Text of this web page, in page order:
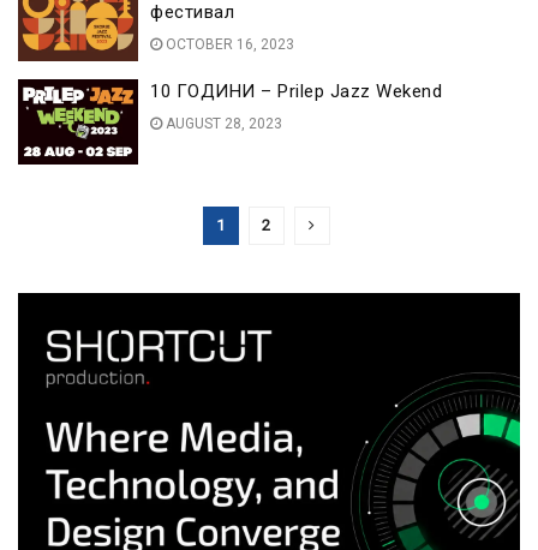
фестивал
OCTOBER 16, 2023
10 ГОДИНИ – Prilep Jazz Wekend
AUGUST 28, 2023
1 2